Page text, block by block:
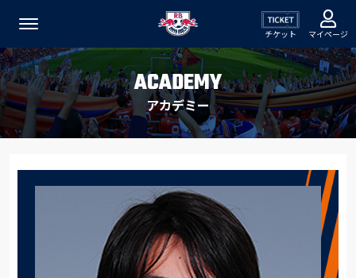
チケット マイページ
ACADEMY
アカデミー